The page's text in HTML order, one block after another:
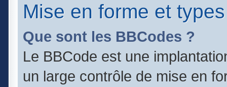
Mise en forme et
Que sont les BBCodes ?
Le BBCode est une
un large contrôle de mise en